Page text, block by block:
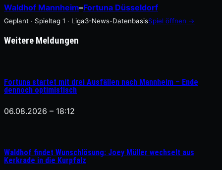
Waldhof Mannheim–Fortuna Düsseldorf
Geplant · Spieltag 1 · Liga3-News-DatenbasisSpiel öffnen →
Weitere Meldungen
Fortuna startet mit drei Ausfällen nach Mannheim – Ende
dennoch optimistisch
06.08.2026 – 18:12
Waldhof findet Wunschlösung: Joey Müller wechselt aus
Kerkrade in die Kurpfalz